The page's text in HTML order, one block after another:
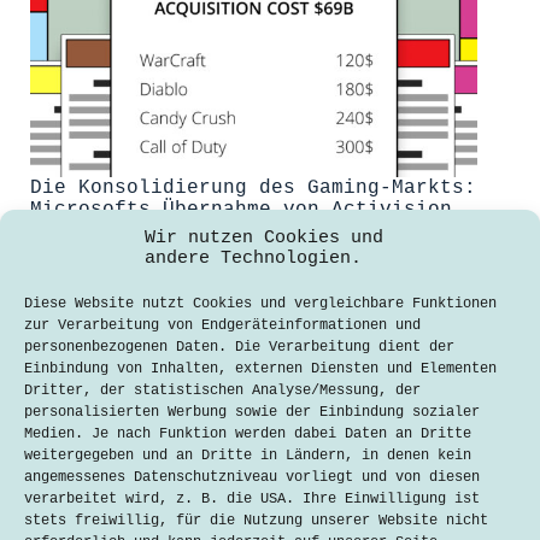
Wir nutzen Cookies und
andere Technologien.
Diese Website nutzt Cookies und vergleichbare Funktionen
zur Verarbeitung von Endgeräteinformationen und
personenbezogenen Daten. Die Verarbeitung dient der
Einbindung von Inhalten, externen Diensten und Elementen
Dritter, der statistischen Analyse/Messung, der
personalisierten Werbung sowie der Einbindung sozialer
Medien. Je nach Funktion werden dabei Daten an Dritte
weitergegeben und an Dritte in Ländern, in denen kein
angemessenes Datenschutzniveau vorliegt und von diesen
verarbeitet wird, z. B. die USA. Ihre Einwilligung ist
stets freiwillig, für die Nutzung unserer Website nicht
Die Konsolidierung des Gaming-Markts:
Microsofts Übernahme von Activision
Blizzard (Kommentar)
6. Dezember 2023
Microsofts hat den Videospiel-
Giganten Activision Blizzard für 68,7
Milliarden Dollar erworben und sorgt
damit nicht nur in der Gaming-
Industrie für Aufsehen. Die Übernahme
könnte langfristige Auswirkungen auf
Verbraucher haben. Für den Konzern
war es weit mehr als nur ein
finanzieller…